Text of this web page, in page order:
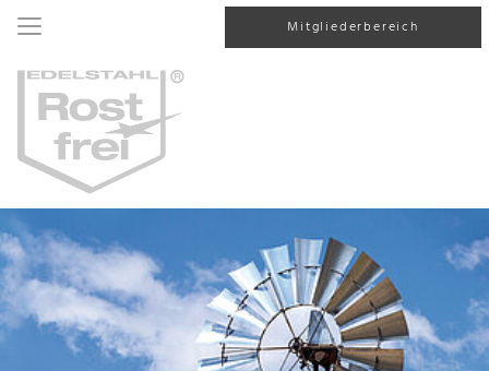
Mitgliederbereich